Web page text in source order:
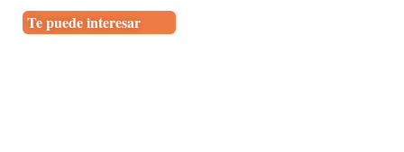
Te puede interesar